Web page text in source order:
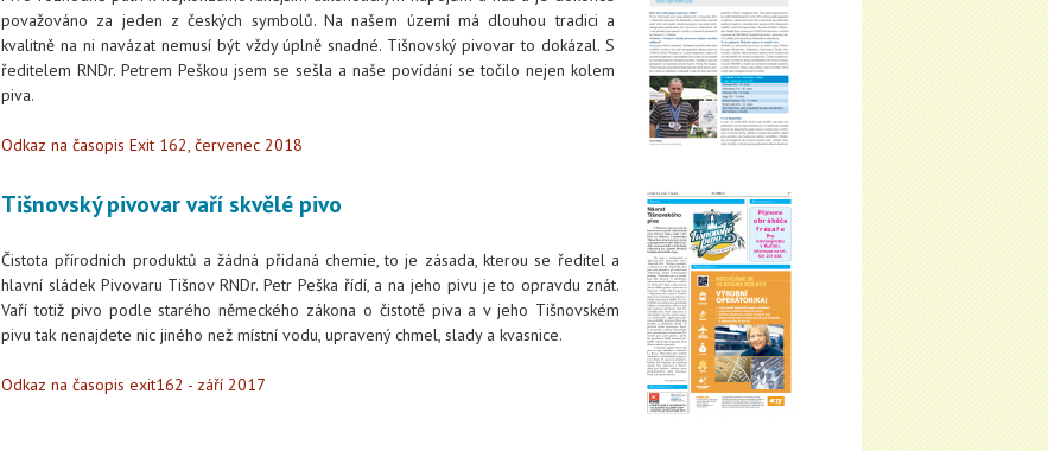
považováno za jeden z českých symbolů. Na našem území má dlouhou tradici a
kvalitně na ni navázat nemusí být vždy úplně snadné. Tišnovský pivovar to dokázal. S
ředitelem RNDr. Petrem Peškou jsem se sešla a naše povídání se točilo nejen kolem
piva.
Odkaz na časopis Exit 162, červenec 2018
Tišnovský pivovar vaří skvělé pivo
Čistota přírodních produktů a žádná přidaná chemie, to je zásada, kterou se ředitel a
hlavní sládek Pivovaru Tišnov RNDr. Petr Peška řídí, a na jeho pivu je to opravdu znát.
Vaří totiž pivo podle starého německého zákona o čistotě piva a v jeho Tišnovském
pivu tak nenajdete nic jiného než místní vodu, upravený chmel, slady a kvasnice.
Odkaz na časopis exit162 - září 2017